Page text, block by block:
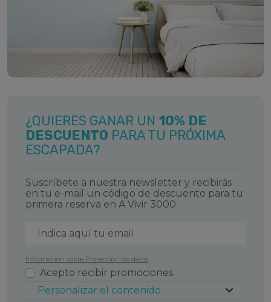
tradicionales y detenerse en alguno de los bares y
restaurantes locales para degustar la gastronomía
típica aragonesa. Este encantador rincón del pueblo
es ideal para relajarse y disfrutar del ambiente
tranquilo y acogedor de Mora de Rubielos.
El 12 de agosto de 2026 viviremos uno de los
fenómenos astronómicos más impactantes de las
últimas décadas: un
uno de los lugares privilegiados para disfrutarlo! ¿Y
qué mejor forma de vivir esta experiencia única que
comodidades y servicios del
nuestro hotel es el refugio perfecto para una
escapada estelar. Despierta entre montañas, respira
aire puro y prepárate para vivir un espectáculo
¿QUIERES GANAR UN 10% DE
DESCUENTO PARA TU PRÓXIMA
ESCAPADA?
Suscríbete a nuestra newsletter y recibirás
en tu e-mail un código de descuento para tu
primera reserva en A Vivir 3000
Información sobre Protección de datos
Acepto recibir promociones.
Personalizar el contenido